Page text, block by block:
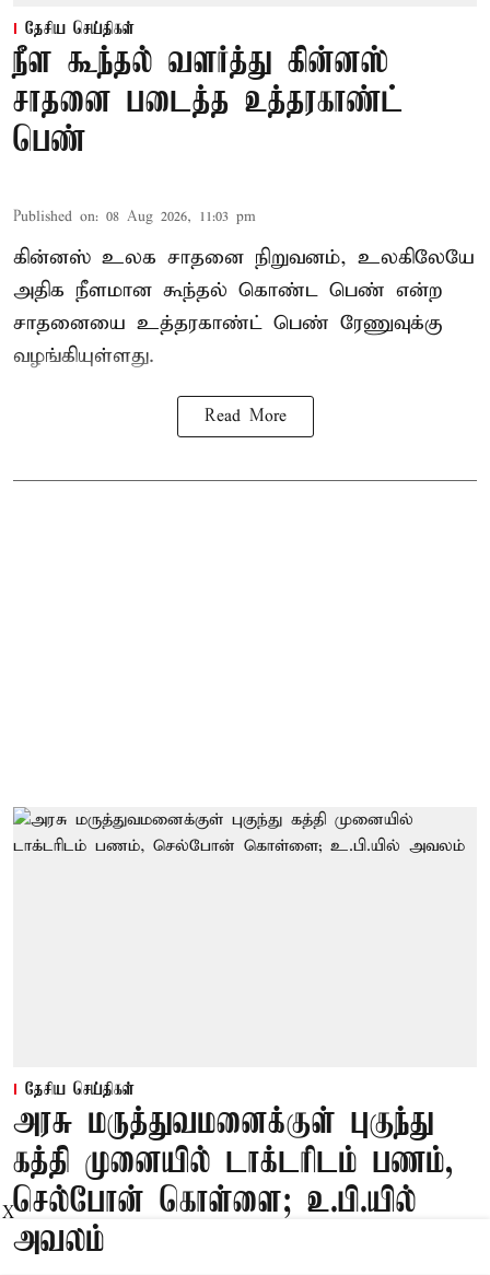
தேசிய செய்திகள்
நீள கூந்தல் வளர்த்து கின்னஸ்
சாதனை படைத்த உத்தரகாண்ட்
பெண்
Published on: 08 Aug 2026, 11:03 pm
கின்னஸ் உலக சாதனை நிறுவனம், உலகிலேயே
அதிக நீளமான கூந்தல் கொண்ட பெண் என்ற
சாதனையை உத்தரகாண்ட் பெண் ரேணுவுக்கு
வழங்கியுள்ளது.
Read More
தேசிய செய்திகள்
அரசு மருத்துவமனைக்குள் புகுந்து
கத்தி முனையில் டாக்டரிடம் பணம்,
செல்போன் கொள்ளை; உ.பி.யில்
அவலம்
X